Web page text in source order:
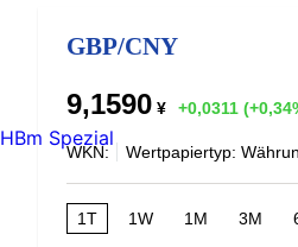
GBP/CNY
9,1590 ¥ +0,0311
WKN: Wertpapiertyp:
1T 1W 1M 3M
HBm Spezial